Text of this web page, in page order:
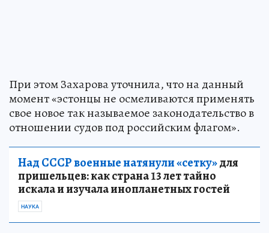
При этом Захарова уточнила, что на данный
момент «эстонцы не осмеливаются применять
свое новое так называемое законодательство в
отношении судов под российским флагом».
Над СССР военные натянули «сетку»для
пришельцев: как страна 13 лет тайно
искала и изучала инопланетных гостей
НАУКА